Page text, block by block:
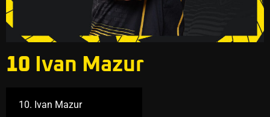
10 Ivan Mazur